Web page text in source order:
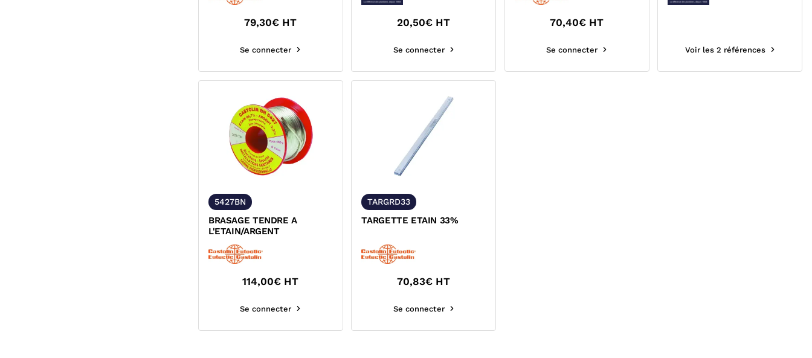
79,30€ HT
Se connecter
20,50€ HT
Se connecter
70,40€ HT
Se connecter Voir les 2 références
5427BN
BRASAGE TENDRE A
L'ETAIN/ARGENT
114,00€ HT
Se connecter
TARGRD33
TARGETTE ETAIN 33%
70,83€ HT
Se connecter